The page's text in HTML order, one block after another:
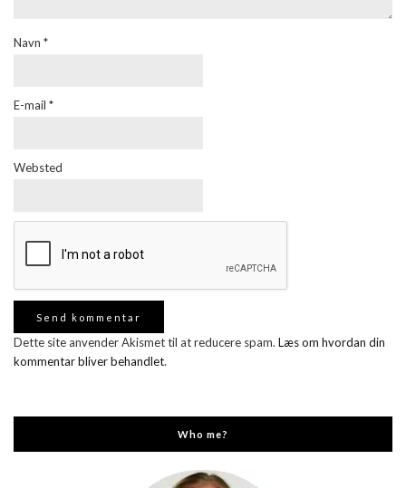
Navn *
E-mail *
Websted
Dette site anvender Akismet til at reducere spam. Læs om hvordan din
kommentar bliver behandlet.
Who me?